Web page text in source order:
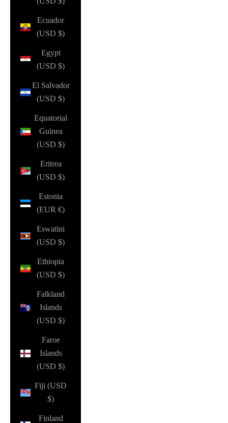
Ecuador
(USD $)
Egypt
(USD $)
El Salvador
(USD $)
Equatorial
Guinea
(USD $)
Eritrea
(USD $)
Estonia
(EUR €)
Eswatini
(USD $)
Ethiopia
(USD $)
Falkland
Islands
(USD $)
Faroe
Islands
(USD $)
Fiji (USD
$)
Finland